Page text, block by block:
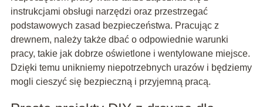
instrukcjami obsługi narzędzi oraz przestrzegać
podstawowych zasad bezpieczeństwa. Pracując z
drewnem, należy także dbać o odpowiednie warunki
pracy, takie jak dobrze oświetlone i wentylowane miejsce.
Dzięki temu unikniemy niepotrzebnych urazów i będziemy
mogli cieszyć się bezpieczną i przyjemną pracą.